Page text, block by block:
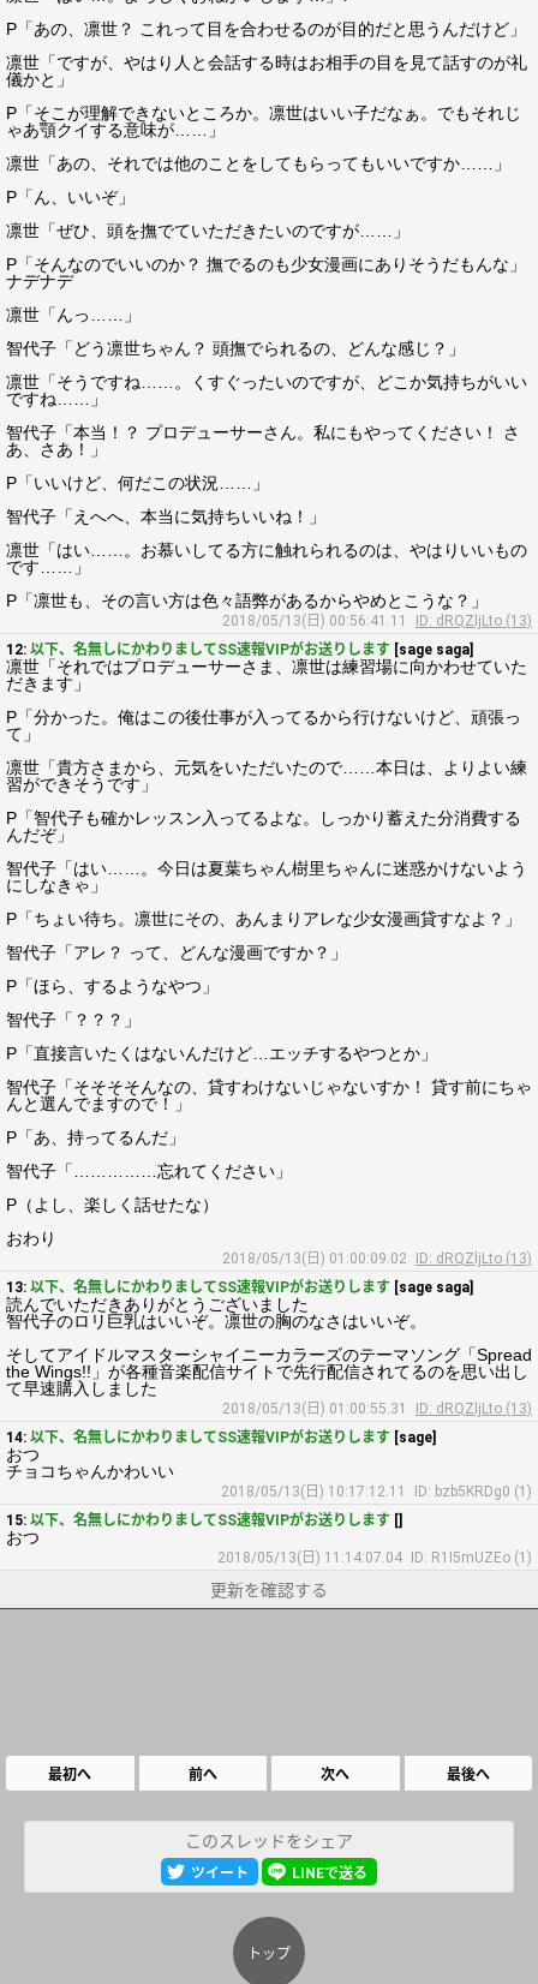
P「あの、凛世？ これって目を合わせるのが目的だと思うんだけど」
凛世「ですが、やはり人と会話する時はお相手の目を見て話すのが礼
儀かと」
P「そこが理解できないところか。凛世はいい子だなぁ。でもそれじ
ゃあ顎クイする意味が……」
凛世「あの、それでは他のことをしてもらってもいいですか……」
P「ん、いいぞ」
凛世「ぜひ、頭を撫でていただきたいのですが……」
P「そんなのでいいのか？ 撫でるのも少女漫画にありそうだもんな」
ナデナデ
凛世「んっ……」
智代子「どう凛世ちゃん？ 頭撫でられるの、どんな感じ？」
凛世「そうですね……。くすぐったいのですが、どこか気持ちがいい
ですね……」
智代子「本当！？ プロデューサーさん。私にもやってください！ さ
あ、さあ！」
P「いいけど、何だこの状況……」
智代子「えへへ、本当に気持ちいいね！」
凛世「はい……。お慕いしてる方に触れられるのは、やはりいいもの
です……」
P「凛世も、その言い方は色々語弊があるからやめとこうな？」
2018/05/13(日) 00:56:41.11
ID: dRQZljLto (13)
12: 以下、名無しにかわりましてSS速報VIPがお送りします [sage saga]
凛世「それではプロデューサーさま、凛世は練習場に向かわせていた
だきます」
P「分かった。俺はこの後仕事が入ってるから行けないけど、頑張っ
て」
凛世「貴方さまから、元気をいただいたので……本日は、よりよい練
習ができそうです」
P「智代子も確かレッスン入ってるよな。しっかり蓄えた分消費する
んだぞ」
智代子「はい……。今日は夏葉ちゃん樹里ちゃんに迷惑かけないよう
にしなきゃ」
P「ちょい待ち。凛世にその、あんまりアレな少女漫画貸すなよ？」
智代子「アレ？ って、どんな漫画ですか？」
P「ほら、するようなやつ」
智代子「？？？」
P「直接言いたくはないんだけど…エッチするやつとか」
智代子「そそそそんなの、貸すわけないじゃないすか！ 貸す前にちゃ
んと選んでますので！」
P「あ、持ってるんだ」
智代子「……………忘れてください」
P（よし、楽しく話せたな）
おわり
2018/05/13(日) 01:00:09.02
ID: dRQZljLto (13)
13: 以下、名無しにかわりましてSS速報VIPがお送りします [sage saga]
読んでいただきありがとうございました
智代子のロリ巨乳はいいぞ。凛世の胸のなさはいいぞ。
そしてアイドルマスターシャイニーカラーズのテーマソング「Spread
the Wings!!」が各種音楽配信サイトで先行配信されてるのを思い出し
て早速購入しました
2018/05/13(日) 01:00:55.31
ID: dRQZljLto (13)
14: 以下、名無しにかわりましてSS速報VIPがお送りします [sage]
おつ
チョコちゃんかわいい
2018/05/13(日) 10:17:12.11
ID: bzb5KRDg0 (1)
15: 以下、名無しにかわりましてSS速報VIPがお送りします []
おつ
2018/05/13(日) 11:14:07.04 ID: R1I5mUZEo (1)
更新を確認する
最初へ 前へ 次へ 最後へ
このスレッドをシェア
ツイート LINEで送る
トップ